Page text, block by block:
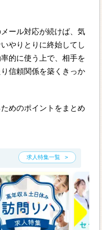
ール対応が続けば、気
やりとりに終始してし
的に使う上で、相手を
信頼関係を築くきっか
めのポイントをまとめ
求人特集一覧